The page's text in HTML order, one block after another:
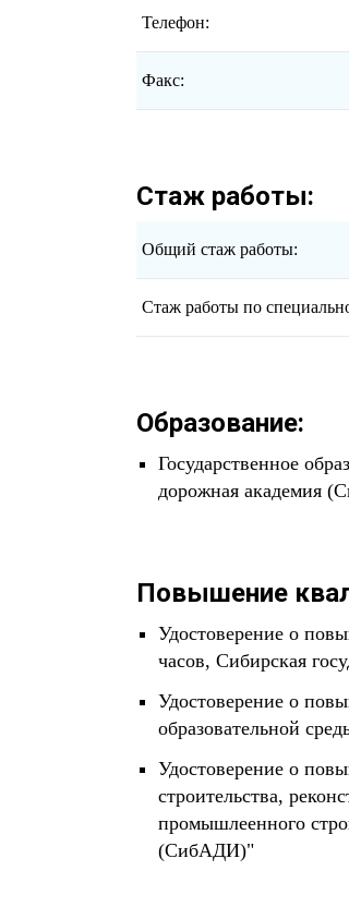
Телефон:
Факс:
Стаж работы:
Общий стаж работы:
Стаж работы по
Образование:
Государственное
дорожная академия
Повышение
Удостоверение о
часов, Сибирская
Удостоверение о
образовательной
Удостоверение о
строительства,
промышлеенного
(СибАДИ)"